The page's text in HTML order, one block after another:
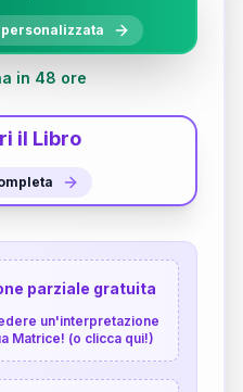
in 48 ore
il Libro
parziale gratuita
un'interpretazione
Matrice! (o clicca qui!)